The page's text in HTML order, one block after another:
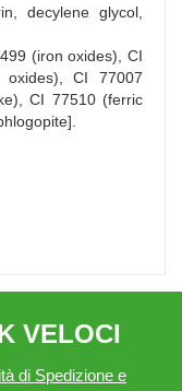
decylene glycol,
(iron oxides), CI
CI 77007
CI 77510 (ferric
VELOCI
di Spedizione e